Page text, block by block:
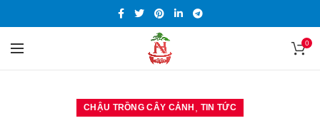
0
CHẬU TRỒNG CÂY CẢNH TIN TỨC